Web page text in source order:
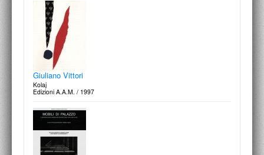
Giuliano Vittori
Kolaj
Edizioni A.A.M. / 1997